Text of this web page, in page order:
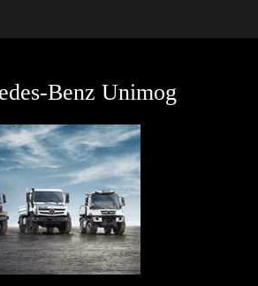
Benz Unimog